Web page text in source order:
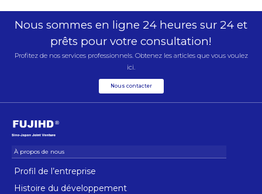
Nous sommes en ligne 24 heures sur 24 et
prêts pour votre consultation!
Profitez de nos services professionnels. Obtenez les articles que vous voulez
ici.
Nous contacter
Profil de l’entreprise
Histoire du développement